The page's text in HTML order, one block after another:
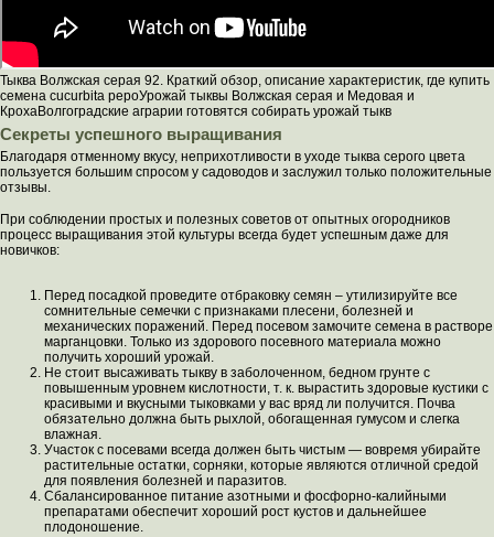
Тыква Волжская серая 92. Краткий обзор, описание характеристик, где купить
семена cucurbita pepoУрожай тыквы Волжская серая и Медовая и
КрохаВолгоградские аграрии готовятся собирать урожай тыкв
Секреты успешного выращивания
Благодаря отменному вкусу, неприхотливости в уходе тыква серого цвета
пользуется большим спросом у садоводов и заслужил только положительные
отзывы.
При соблюдении простых и полезных советов от опытных огородников
процесс выращивания этой культуры всегда будет успешным даже для
новичков:
Перед посадкой проведите отбраковку семян – утилизируйте все
сомнительные семечки с признаками плесени, болезней и
механических поражений. Перед посевом замочите семена в растворе
марганцовки. Только из здорового посевного материала можно
получить хороший урожай.
Не стоит высаживать тыкву в заболоченном, бедном грунте с
повышенным уровнем кислотности, т. к. вырастить здоровые кустики с
красивыми и вкусными тыковками у вас вряд ли получится. Почва
обязательно должна быть рыхлой, обогащенная гумусом и слегка
влажная.
Участок с посевами всегда должен быть чистым — вовремя убирайте
растительные остатки, сорняки, которые являются отличной средой
для появления болезней и паразитов.
Сбалансированное питание азотными и фосфорно-калийными
препаратами обеспечит хороший рост кустов и дальнейшее
плодоношение.